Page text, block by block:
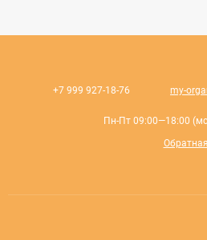
+7 999 927-18-76 my-
Пн-Пт 09:00—18:00